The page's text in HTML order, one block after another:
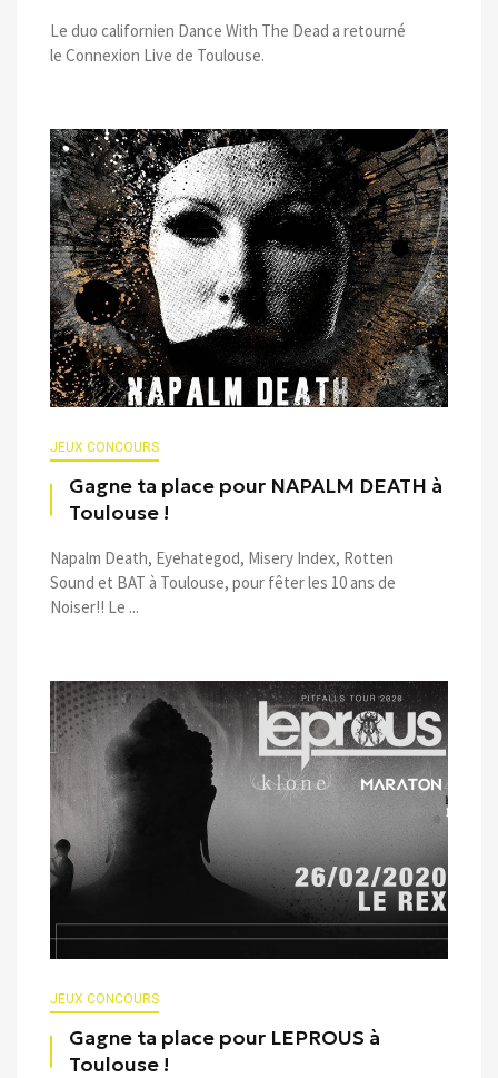
Le duo californien Dance With The Dead a retourné
le Connexion Live de Toulouse.
JEUX CONCOURS
Gagne ta place pour NAPALM DEATH à
Toulouse !
Napalm Death, Eyehategod, Misery Index, Rotten
Sound et BAT à Toulouse, pour fêter les 10 ans de
Noiser!! Le ...
JEUX CONCOURS
Gagne ta place pour LEPROUS à
Toulouse !